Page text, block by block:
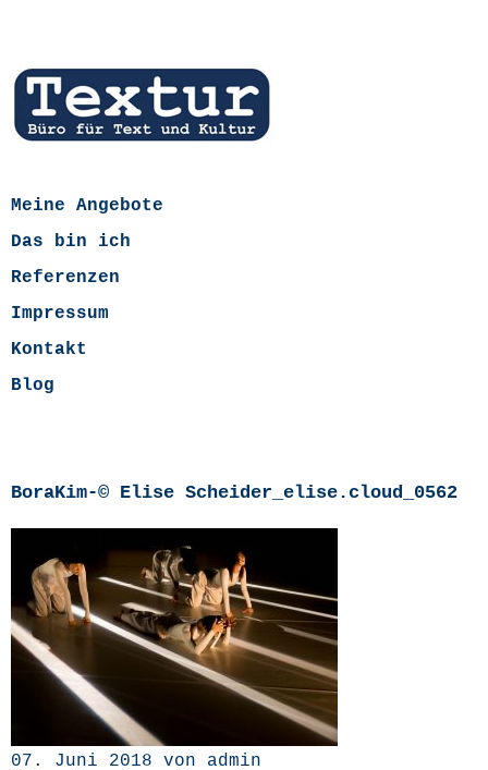
Meine Angebote
Das bin ich
Referenzen
Impressum
Kontakt
Blog
BoraKim-© Elise Scheider_elise.cloud_0562
07. Juni 2018 von admin